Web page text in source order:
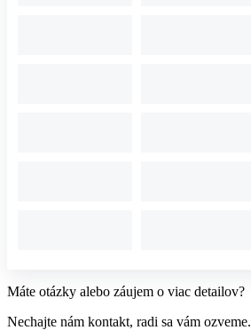
Máte otázky alebo záujem o viac detailov?
Nechajte nám kontakt, radi sa vám ozveme.